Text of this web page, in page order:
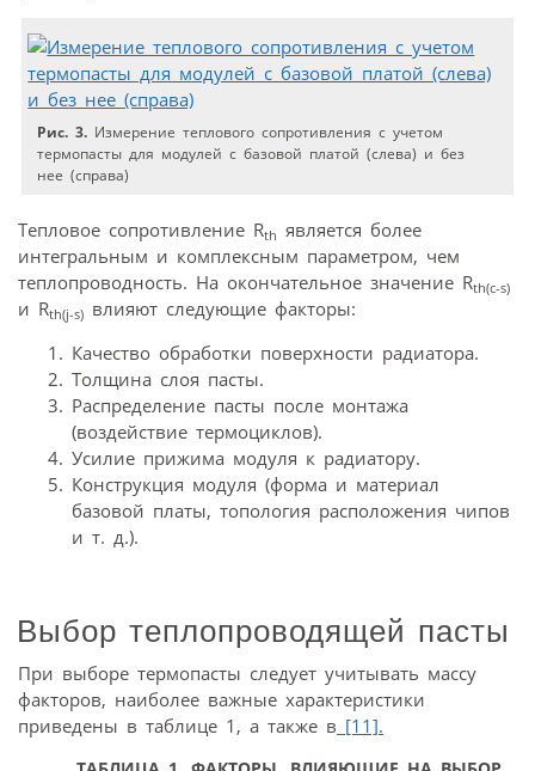
Рис. 3. Измерение теплового сопротивления с учетом
термопасты для модулей с базовой платой (слева) и без
нее (справа)
Тепловое сопротивление Rth является более
интегральным и комплексным параметром, чем
теплопроводность. На окончательное значение Rth(c-s)
и Rth(j-s) влияют следующие факторы:
Качество обработки поверхности радиатора.
Толщина слоя пасты.
Распределение пасты после монтажа
(воздействие термоциклов).
Усилие прижима модуля к радиатору.
Конструкция модуля (форма и материал
базовой платы, топология расположения чипов
и т. д.).
Выбор теплопроводящей пасты
При выборе термопасты следует учитывать массу
факторов, наиболее важные характеристики
приведены в таблице 1, а также в [11].